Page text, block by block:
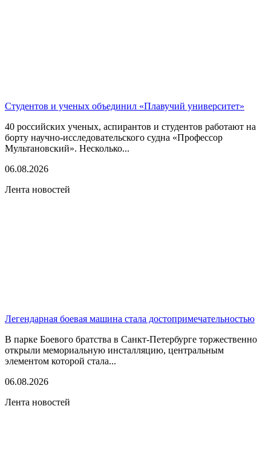
Студентов и ученых объединил «Плавучий университет»
40 российских ученых, аспирантов и студентов работают на
борту научно-исследовательского судна «Профессор
Мультановский». Несколько...
06.08.2026
Лента новостей
Легендарная боевая машина стала достопримечательностью
В парке Боевого братства в Санкт-Петербурге торжественно
открыли мемориальную инсталляцию, центральным
элементом которой стала...
06.08.2026
Лента новостей